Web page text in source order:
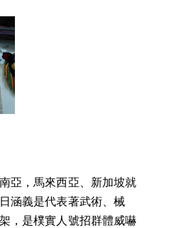
亞，馬來西亞、新加坡就
涵義是代表著武術、械
，是樸實人號招群體威嚇